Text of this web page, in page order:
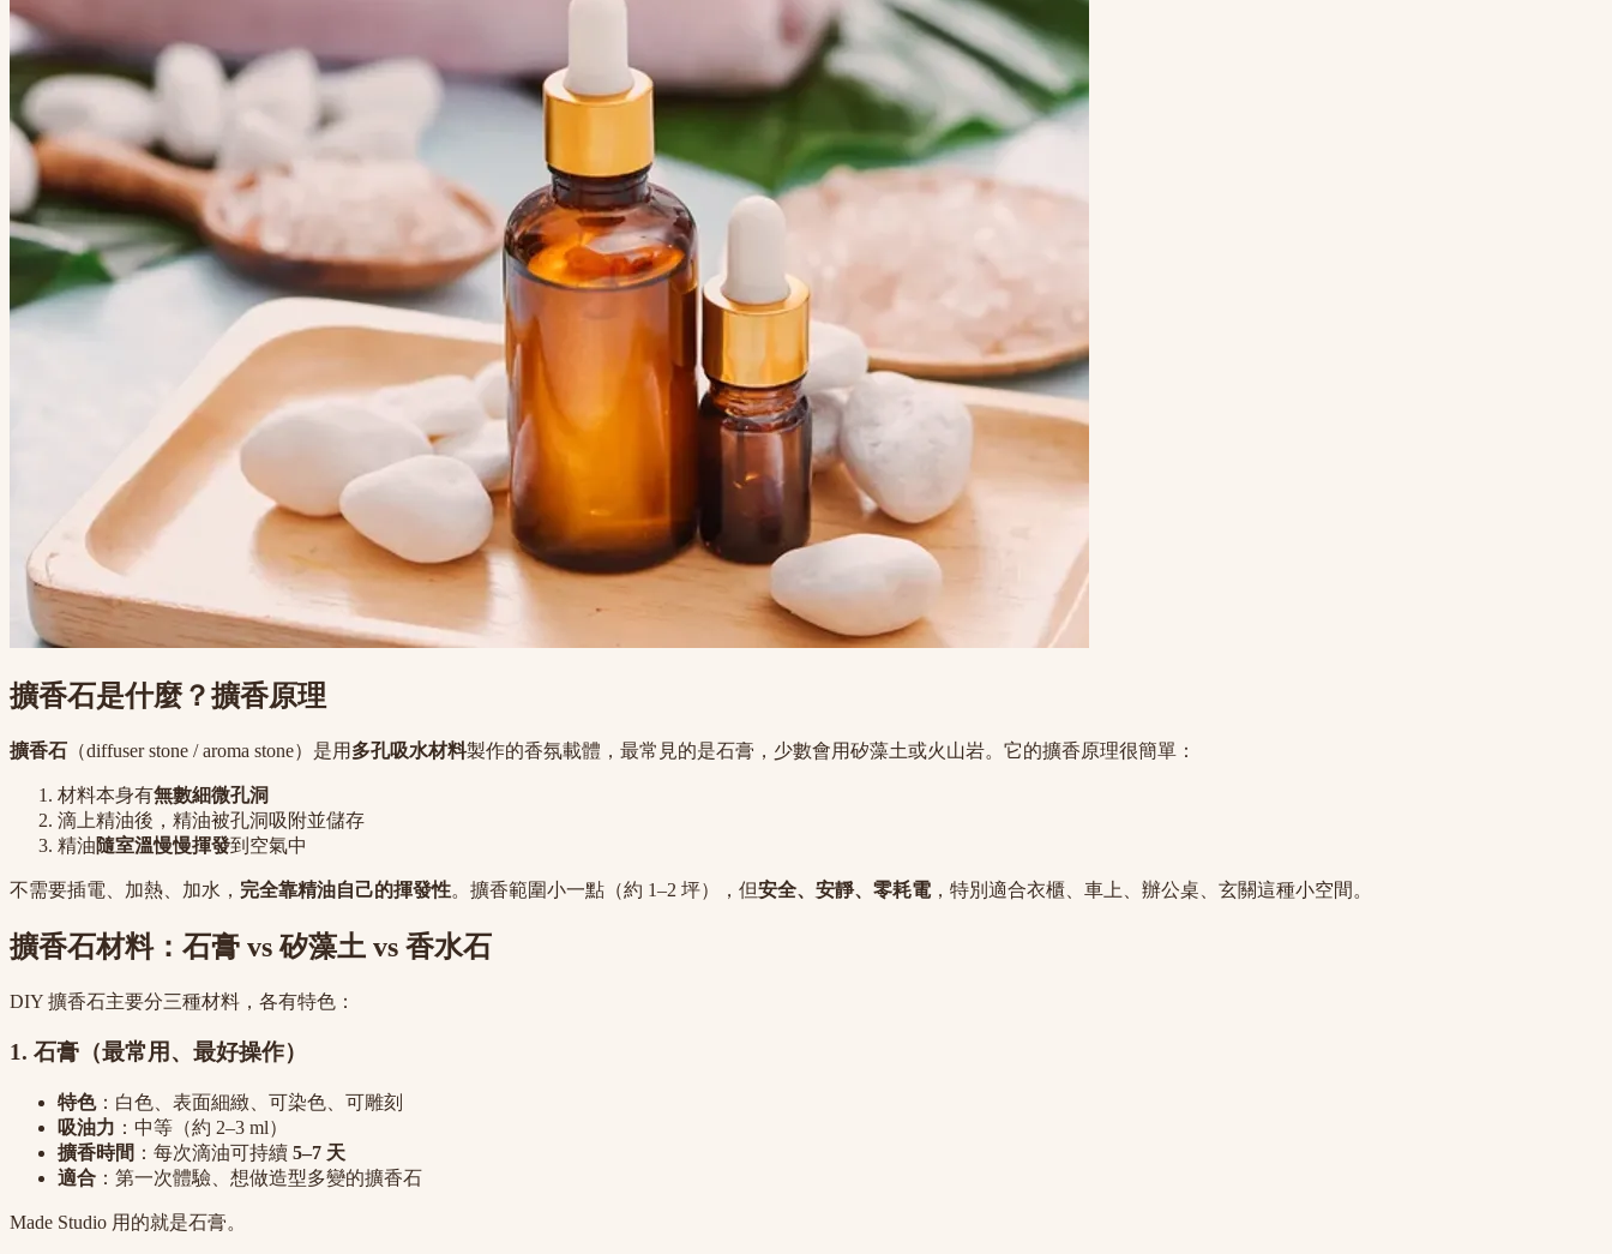
擴香石是什麼？擴香原理
擴香石 （diffuser stone / aroma stone）是用 多孔吸水材料製作的香氛載體，最常見的是石膏，少數會用矽藻土或火山岩。它的擴香原理很簡單：
材料本身有無數細微孔洞
滴上精油後，精油被孔洞吸附並儲存
精油隨室溫慢慢揮發到空氣中
不需要插電、加熱、加水， 完全靠精油自己的揮發性。擴香範圍小一點（約 1–2 坪），但安全、安靜、零耗電，特別適合衣櫃、車上、辦公桌、玄關這種小空間。
擴香石材料：石膏 vs 矽藻土 vs 香水石
DIY 擴香石主要分三種材料，各有特色：
1. 石膏（最常用、最好操作）
特色：白色、表面細緻、可染色、可雕刻
吸油力 ：中等（約 2–3 ml）
擴香時間 ：每次滴油可持續 5–7 天
適合 ：第一次體驗、想做造型多變的擴香石
Made Studio 用的就是石膏。